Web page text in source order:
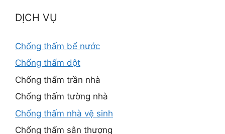
DỊCH VỤ
Chống thấm bể nước
Chống thấm dột
Chống thấm trần nhà
Chống thấm tường nhà
Chống thấm nhà vệ sinh
Chống thấm sân thượng